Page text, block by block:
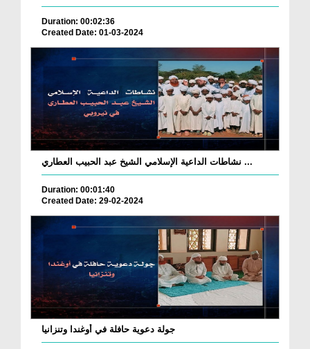
Duration: 00:02:36
Created Date: 01-03-2024
نشاطات الداعية الإسلامي الشيخ عبد الحبيب العطاري ...
Duration: 00:01:40
Created Date: 29-02-2024
جولة دعوية حافلة في أوغندا وتنزانيا